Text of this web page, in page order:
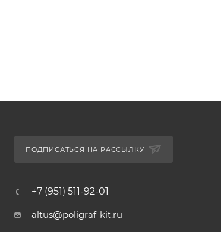
ПОДПИСАТЬСЯ НА РАССЫЛКУ
+7 (951) 511-92-01
altus@poligraf-kit.ru